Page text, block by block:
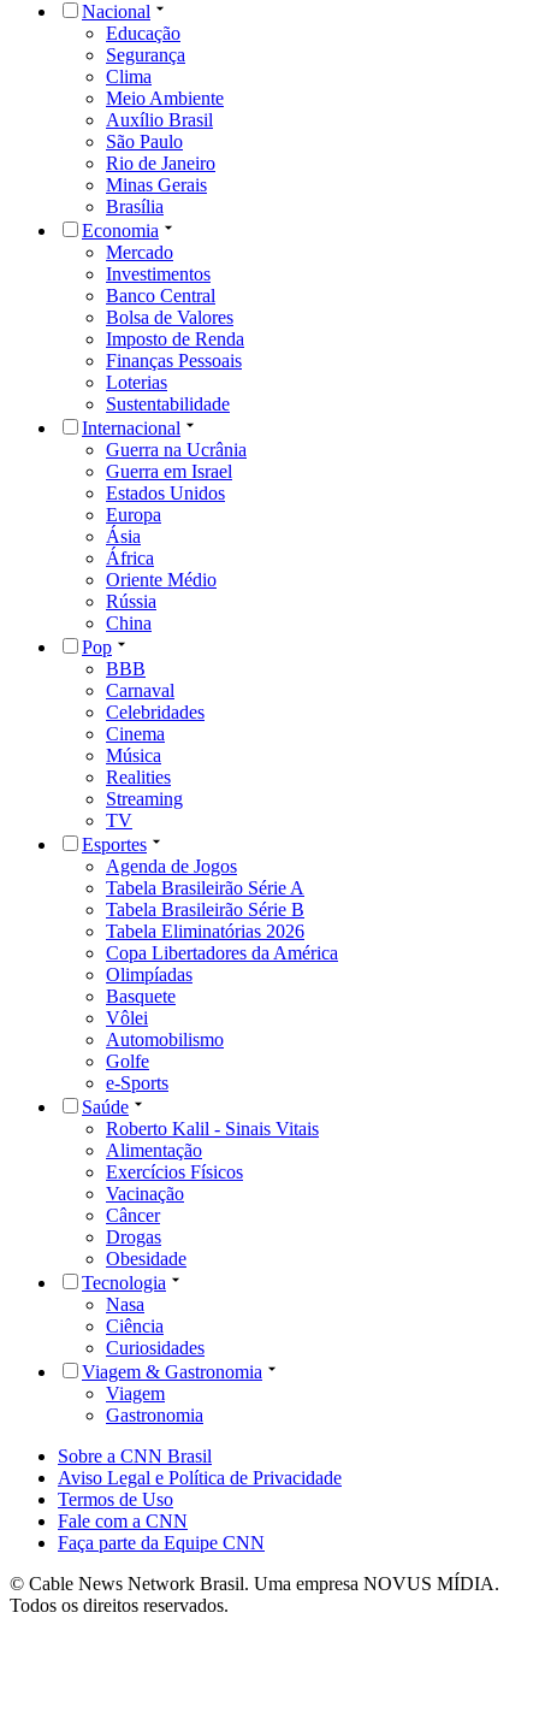
Nacional
Educação
Segurança
Clima
Meio Ambiente
Auxílio Brasil
São Paulo
Rio de Janeiro
Minas Gerais
Brasília
Economia
Mercado
Investimentos
Banco Central
Bolsa de Valores
Imposto de Renda
Finanças Pessoais
Loterias
Sustentabilidade
Internacional
Guerra na Ucrânia
Guerra em Israel
Estados Unidos
Europa
Ásia
África
Oriente Médio
Rússia
China
Pop
BBB
Carnaval
Celebridades
Cinema
Música
Realities
Streaming
TV
Esportes
Agenda de Jogos
Tabela Brasileirão Série A
Tabela Brasileirão Série B
Tabela Eliminatórias 2026
Copa Libertadores da América
Olimpíadas
Basquete
Vôlei
Automobilismo
Golfe
e-Sports
Saúde
Roberto Kalil - Sinais Vitais
Alimentação
Exercícios Físicos
Vacinação
Câncer
Drogas
Obesidade
Tecnologia
Nasa
Ciência
Curiosidades
Viagem & Gastronomia
Viagem
Gastronomia
Sobre a CNN Brasil
Aviso Legal e Política de Privacidade
Termos de Uso
Fale com a CNN
Faça parte da Equipe CNN
© Cable News Network Brasil. Uma empresa NOVUS MÍDIA.
Todos os direitos reservados.